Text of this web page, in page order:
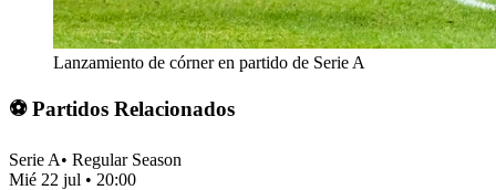
Lanzamiento de córner en partido de Serie A
⚽ Partidos Relacionados
Serie A• Regular Season
Mié 22 jul • 20:00